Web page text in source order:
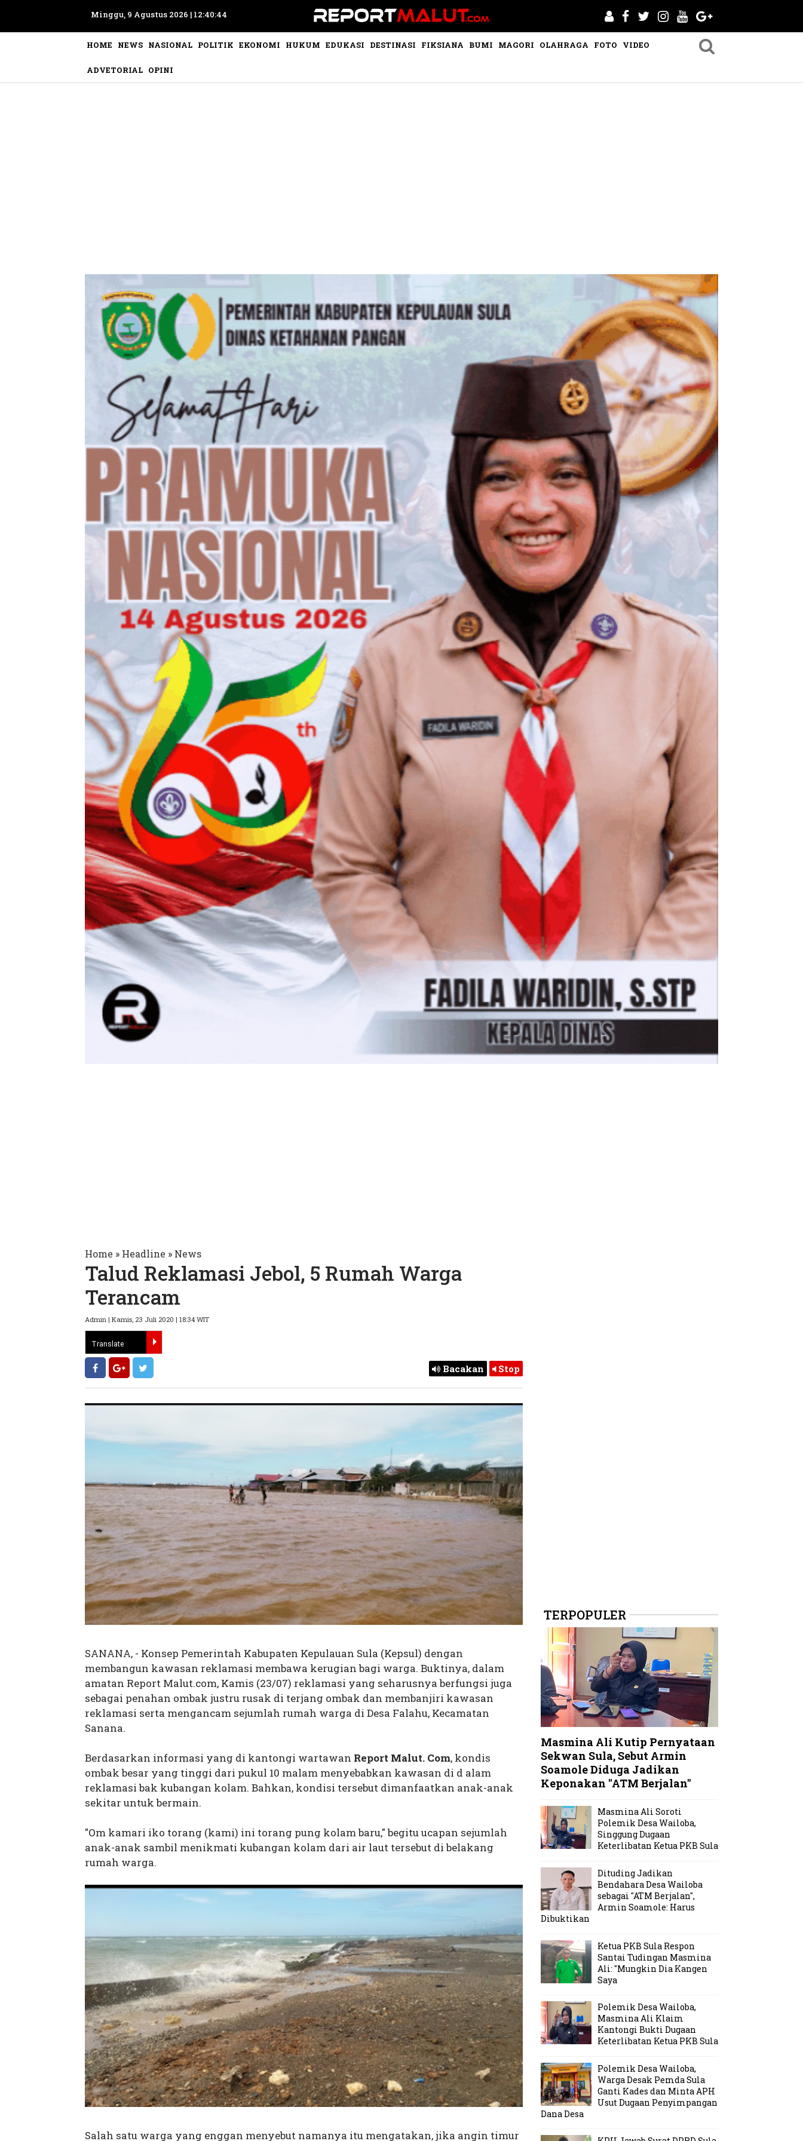
Minggu, 9 Agustus 2026 | 12:40:45
HOME NEWS NASIONAL POLITIK EKONOMI HUKUM EDUKASI DESTINASI FIKSIANA BUMI MAGORI OLAHRAGA FOTO VIDEO
ADVETORIAL OPINI
Home » Headline » News
Talud Reklamasi Jebol, 5 Rumah Warga
Terancam
Admin | Kamis, 23 Juli 2020 | 18:34 WIT
Bacakan Stop
SANANA, - Konsep Pemerintah Kabupaten Kepulauan Sula (Kepsul) dengan
membangun kawasan reklamasi membawa kerugian bagi warga. Buktinya, dalam
amatan Report Malut.com, Kamis (23/07) reklamasi yang seharusnya berfungsi juga
sebagai penahan ombak justru rusak di terjang ombak dan membanjiri kawasan
reklamasi serta mengancam sejumlah rumah warga di Desa Falahu, Kecamatan
Sanana.
Berdasarkan informasi yang di kantongi wartawan Report Malut. Com, kondis
ombak besar yang tinggi dari pukul 10 malam menyebabkan kawasan di d alam
reklamasi bak kubangan kolam. Bahkan, kondisi tersebut dimanfaatkan anak-anak
sekitar untuk bermain.
"Om kamari iko torang (kami) ini torang pung kolam baru," begitu ucapan sejumlah
anak-anak sambil menikmati kubangan kolam dari air laut tersebut di belakang
rumah warga.
Salah satu warga yang enggan menyebut namanya itu mengatakan, jika angin timur
TERPOPULER
Masmina Ali Kutip Pernyataan
Sekwan Sula, Sebut Armin
Soamole Diduga Jadikan
Keponakan "ATM Berjalan"
Masmina Ali Soroti
Polemik Desa Wailoba,
Singgung Dugaan
Keterlibatan Ketua PKB Sula
Dituding Jadikan
Bendahara Desa Wailoba
sebagai "ATM Berjalan",
Armin Soamole: Harus
Dibuktikan
Ketua PKB Sula Respon
Santai Tudingan Masmina
Ali: "Mungkin Dia Kangen
Saya
Polemik Desa Wailoba,
Masmina Ali Klaim
Kantongi Bukti Dugaan
Keterlibatan Ketua PKB Sula
Polemik Desa Wailoba,
Warga Desak Pemda Sula
Ganti Kades dan Minta APH
Usut Dugaan Penyimpangan
Dana Desa